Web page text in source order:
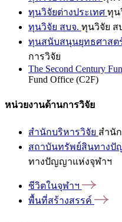
ทุนวิจัยต่างประเทศ ทุน
ทุนวิจัย สบจ. ทุนวิจัย ส
ทุนสนับสนุนยุทธศาสต
การวิจัย
The Second Century
Fund Office (C2F)
หน่วยงานด้านการวิจัย
สำนักบริหารวิจัย สำนั
สถาบันทรัพย์สินทางปั
ทางปัญญาแห่งจุฬาฯ
ชีวิตในจุฬาฯ
พื้นที่สร้างสรรค์